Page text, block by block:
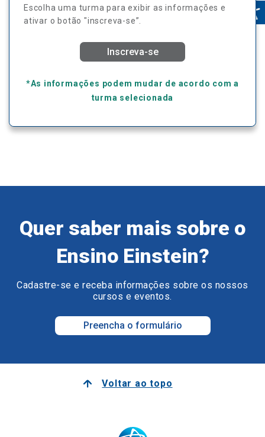
Escolha uma turma para exibir as informações e
ativar o botão "inscreva-se”.
Inscreva-se
*As informações podem mudar de acordo com a
turma selecionada
Quer saber mais sobre o
Ensino Einstein?
Cadastre-se e receba informações sobre os nossos
cursos e eventos.
Preencha o formulário
Voltar ao topo